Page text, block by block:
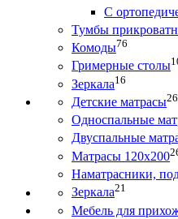
С
Тумбы
Комоды76
Гримерные столы
Зеркала16
Детские матрасы26
Односпальные
Двуспальные
Матрасы 120х200
Наматрасники,
Зеркала21
Мебель для